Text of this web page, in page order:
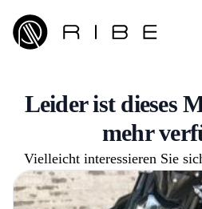
Leider ist dieses
mehr
Vielleicht interessieren Sie